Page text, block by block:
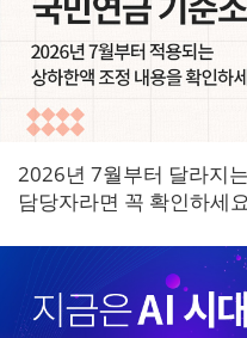
2026년 7월부터 달라지
담당자라면 꼭 확인하세